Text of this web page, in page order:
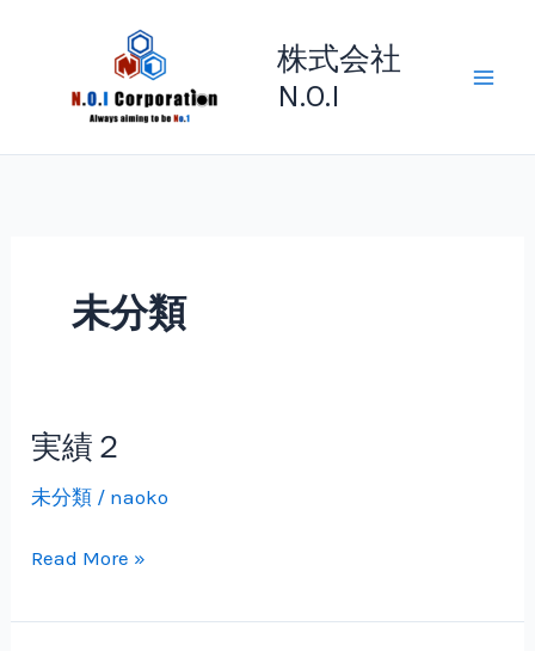
株式会社
N.O.I
未分類
実績２
未分類 / naoko
実
２
Read More »